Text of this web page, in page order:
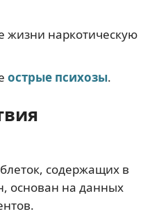
наркотическую
острые психозы.
содержащих в
основан на данных